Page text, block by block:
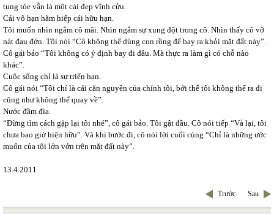
tung tóe vẫn là một cái đẹp vĩnh cửu.
Cái vô hạn hãm hiếp cái hữu hạn.
Tôi muốn nhìn ngắm cô mãi. Nhìn ngắm sự xung đột trong cô. Nhìn thấy cô vỡ
nát đau đớn. Tôi nói “Cô không thể dùng con rồng để bay ra khỏi mặt đất này”.
Cô gái bảo “Tôi không có ý định bay đi đâu. Mà thực ra làm gì có chỗ nào
khác”.
Cuộc sống chỉ là sự triển hạn.
Cô gái nói “Tôi chỉ là cái căn nguyên của chính tôi, bởi thế tôi không thể ra đi
cũng như không thể quay về”.
Nước đầm đìa.
“Đừng tìm cách gặp lại tôi nhé”, cô gái bảo. Tôi gật đầu. Cô nói tiếp “Vả lại, tôi
chưa bao giờ hiện hữu”. Và khi bước đi, cô nói lời cuối cùng “Chỉ là những ước
muốn của tôi lởn vởn trên mặt đất này”.
13.4.2011
Trước Sau